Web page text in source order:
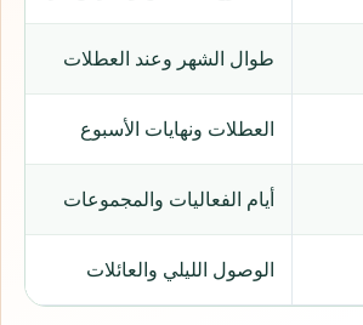
طوال الشهر وعند العطلات
العطلات ونهايات الأسبوع
أيام الفعاليات والمجموعات
الوصول الليلي والعائلات